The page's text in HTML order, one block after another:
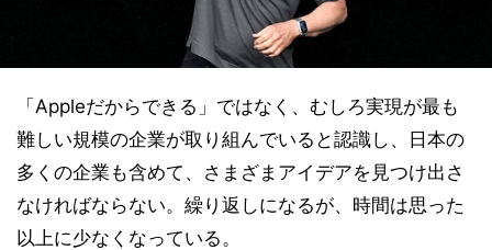
「Appleだからできる」ではなく、むしろ実現が最も
難しい規模の企業が取り組んでいると認識し、日本の
多くの企業も含めて、さまざまアイデアを見つけ出さ
なければならない。繰り返しになるが、時間は思った
以上に少なくなっている。